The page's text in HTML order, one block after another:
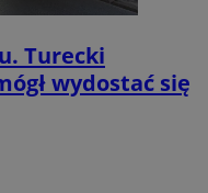
Turecki
wydostać się